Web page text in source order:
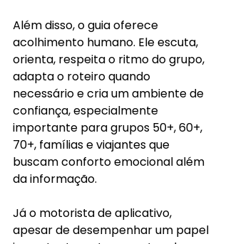
Além disso, o guia oferece
acolhimento humano. Ele escuta,
orienta, respeita o ritmo do grupo,
adapta o roteiro quando
necessário e cria um ambiente de
confiança, especialmente
importante para grupos 50+, 60+,
70+, famílias e viajantes que
buscam conforto emocional além
da informação.
Já o motorista de aplicativo,
apesar de desempenhar um papel